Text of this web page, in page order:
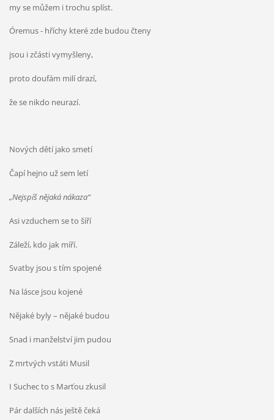
my se můžem i trochu splíst.
Óremus - hříchy které zde budou čteny
jsou i zčásti vymyšleny,
proto doufám milí drazí,
že se nikdo neurazí.
Nových dětí jako smetí
Čapí hejno už sem letí
„Nejspíš nějaká nákaza“
Asi vzduchem se to šíří
Záleží, kdo jak míří.
Svatby jsou s tím spojené
Na lásce jsou kojené
Nějaké byly – nějaké budou
Snad i manželství jim pudou
Z mrtvých vstáti Musil
I Suchec to s Marťou zkusil
Pár dalších nás ještě čeká